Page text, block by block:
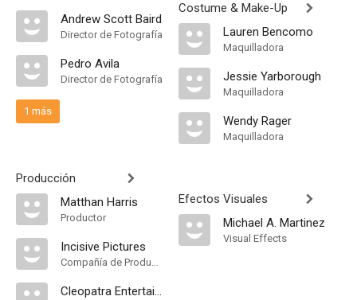
Andrew Scott Baird
Director de Fotografía
Pedro Avila
Director de Fotografía
1 más
Producción
Matthan Harris
Productor
Incisive Pictures
Compañía de Produccion
Cleopatra Entertainment
Costume & Make-Up
Lauren Bencomo
Maquilladora
Jessie Yarborough
Maquilladora
Wendy Rager
Maquilladora
Efectos Visuales
Michael A. Martinez
Visual Effects